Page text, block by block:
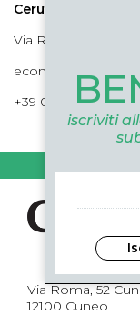
Cerutti Boutique
Via Roma, 52
+39 0171694239
Via Roma, 52
12100 Cuneo
iscriviti